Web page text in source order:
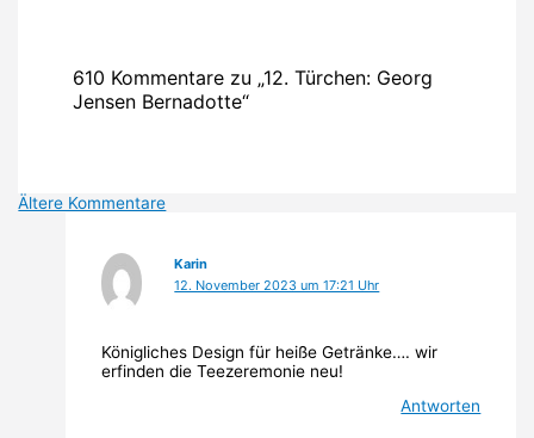
610 Kommentare zu „12. Türchen: Georg
Jensen Bernadotte“
Neuere
Ältere Kommentare
Karin
12. November 2023 um 17:21 Uhr
Königliches Design für heiße Getränke…. wir
erfinden die Teezeremonie neu!
Antworten